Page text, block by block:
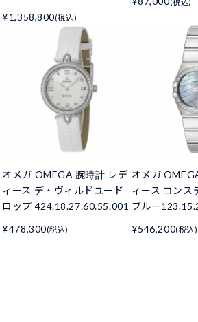
¥1,358,800(税込)
オメガ OMEGA 腕時計 レデ
ィース デ・ヴィルドユード
ロップ 424.18.27.60.55.001
¥478,300(税込)
オメガ
ィース コンス
ブルー
¥546,200(税込)